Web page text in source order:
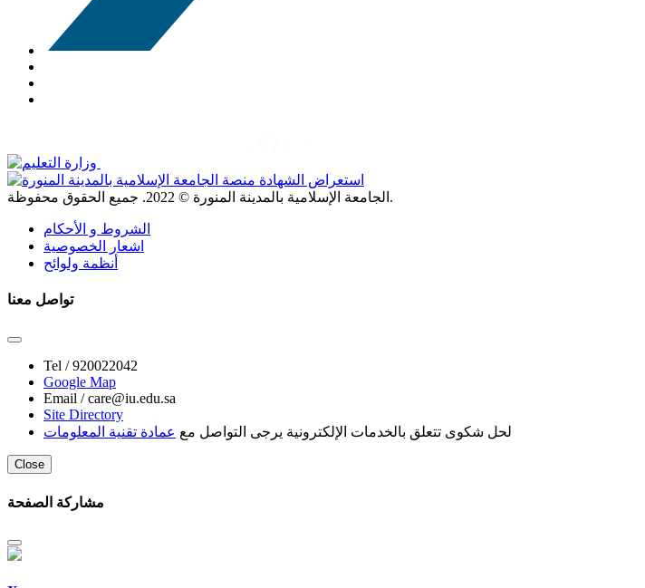
الجامعة الإسلامية بالمدينة المنورة © 2022 . جميع الحقوق محفوظة.
الشروط و الأحكام
اشعار الخصوصية
أنظمة ولوائح
تواصل معنا
Tel /920022042
Google Map
Email /care@iu.edu.sa
Site Directory
لحل شكوى تتعلق بالخدمات الإلكترونية يرجى التواصل مع عمادة تقنية المعلومات
Close
مشاركة الصفحة